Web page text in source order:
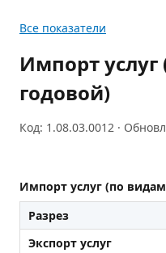
Все показатели
Импорт услуг
годовой)
Код: 1.08.03.0012 ·
Импорт услуг (по
Разрез
Экспорт услуг